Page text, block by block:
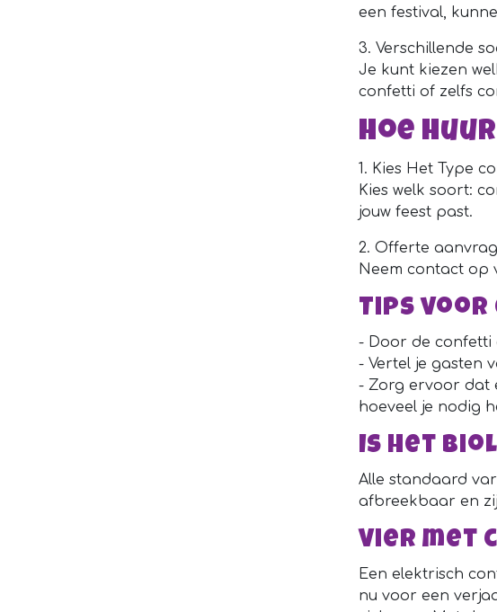
een festival,
3. Verschillende
Je kunt kiezen
confetti of zelfs
Hoe
1. Kies Het Type
Kies welk soort:
jouw feest past.
2. Offerte
Neem contact op
Tips
- Door de confetti
- Vertel je gasten
- Zorg ervoor dat
hoeveel je nodig
Is het
Alle standaard
afbreekbaar en
Vier met
Een elektrisch
nu voor een